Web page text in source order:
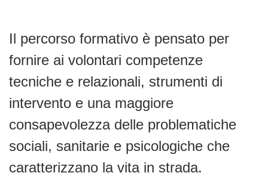
Il percorso formativo è pensato per
fornire ai volontari competenze
tecniche e relazionali, strumenti di
intervento e una maggiore
consapevolezza delle problematiche
sociali, sanitarie e psicologiche che
caratterizzano la vita in strada.